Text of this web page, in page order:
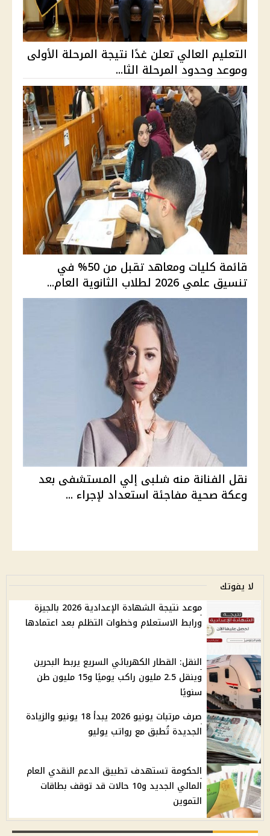
التعليم العالي تعلن غدًا نتيجة المرحلة الأولى
وموعد وحدود المرحلة الثا...
قائمة كليات ومعاهد تقبل من 50% في
تنسيق علمي 2026 لطلاب الثانوية العام...
نقل الفنانة منه شلبى إلي المستشفى بعد
وعكة صحية مفاجئة استعداد لإجراء ...
لا يفوتك
موعد نتيجة الشهادة الإعدادية 2026 بالجيزة
ورابط الاستعلام وخطوات التظلم بعد اعتمادها
النقل: القطار الكهربائي السريع يربط البحرين
وينقل 2.5 مليون راكب يوميًا و15 مليون طن
سنويًا
صرف مرتبات يونيو 2026 يبدأ 18 يونيو والزيادة
الجديدة تُطبق مع رواتب يوليو
الحكومة تستهدف تطبيق الدعم النقدي العام
المالي الجديد و10 حالات قد توقف بطاقات
التموين